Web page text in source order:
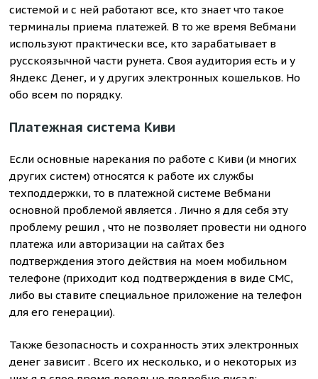
системой и с ней работают все, кто знает что такое
терминалы приема платежей. В то же время Вебмани
используют практически все, кто зарабатывает в
русскоязычной части рунета. Своя аудитория есть и у
Яндекс Денег, и у других электронных кошельков. Но
обо всем по порядку.
Платежная система Киви
Если основные нарекания по работе с Киви (и многих
других систем) относятся к работе их службы
техподдержки, то в платежной системе Вебмани
основной проблемой является . Лично я для себя эту
проблему решил , что не позволяет провести ни одного
платежа или авторизации на сайтах без
подтверждения этого действия на моем мобильном
телефоне (приходит код подтверждения в виде СМС,
либо вы ставите специальное приложение на телефон
для его генерации).
Также безопасность и сохранность этих электронных
денег зависит . Всего их несколько, и о некоторых из